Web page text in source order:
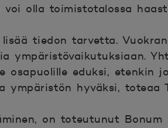
olla toimistotalossa
tiedon tarvetta.
ympäristövaikutuksiaan.
osapuolille eduksi, etenkin
ympäristön hyväksi, toteaa
on toteutunut Bonum